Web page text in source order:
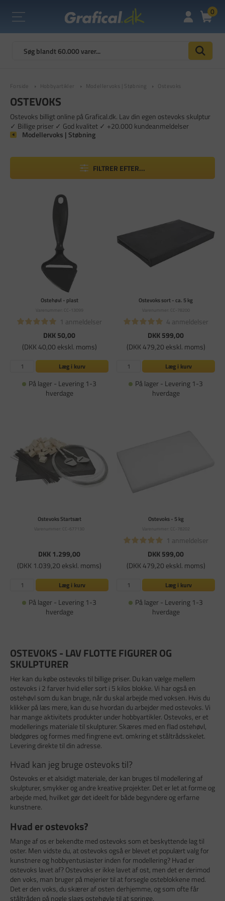
0
Forside Hobbyartikler Modellervoks | Støbning Ostevoks
OSTEVOKS
Ostevoks billigt online på Grafical.dk. Lav din egen ostevoks skulptur
✓ Billige priser ✓ God kvalitet ✓ +20.000 kundeanmeldelser
Modellervoks | Støbning
FILTRER EFTER...
Ostehøvl - plast
Varenummer: CC-13099
1 anmeldelser
DKK 50,00
(DKK 40,00 ekskl. moms)
Læg i kurv
På lager - Levering 1-3
hverdage
Ostevoks sort - ca. 5 kg
Varenummer: CC-78200
4 anmeldelser
DKK 599,00
(DKK 479,20 ekskl. moms)
Læg i kurv
På lager - Levering 1-3
hverdage
Ostevoks Startsæt
Varenummer: CC-677130
DKK 1.299,00
(DKK 1.039,20 ekskl. moms)
Læg i kurv
På lager - Levering 1-3
hverdage
Ostevoks - 5 kg
Varenummer: CC-78202
1 anmeldelser
DKK 599,00
(DKK 479,20 ekskl. moms)
Læg i kurv
På lager - Levering 1-3
hverdage
OSTEVOKS - LAV FLOTTE FIGURER OG
SKULPTURER
Her kan du købe ostevoks til billige priser. Du kan vælge mellem
ostevoks i 2 farver hvid eller sort i 5 kilos blokke. Vi har også en
ostehøvl som du kan bruge, når du skal arbejde med voksen. Hvis du
klikker på læs mere, kan du se hvordan du arbejder med ostevoks. Vi
har mange aktivitets produkter under hobbyartikler. Ostevoks, er et
modellerings materiale til skulpturer. Skæres med en flad ostehøvl,
blødgøres og formes med fingrene evt. omkring et ståltrådsskelet.
Levering direkte til din adresse.
Hvad kan jeg bruge ostevoks til?
Ostevoks er et alsidigt materiale, der kan bruges til modellering af
skulpturer, smykker og andre kreative projekter. Det er let at forme og
arbejde med, hvilket gør det ideelt for både begyndere og erfarne
kunstnere.
Hvad er ostevoks?
Mange af os er bekendte med ostevoks som et beskyttende lag til
oster. Men vidste du, at ostevoks også er blevet et populært valg for
kunstnere og hobbyentusiaster inden for modellering? Hvad er
ostevoks lavet af? Ostevoks er ikke lavet af ost, men det er derimod
den voks, man bruger på mejerier til at forsegle osteblokkene med.
Det er den voks, du skærer af osten derhjemme, og som ofte får
ståltråden på nogle slags ostehøvle til at springe.